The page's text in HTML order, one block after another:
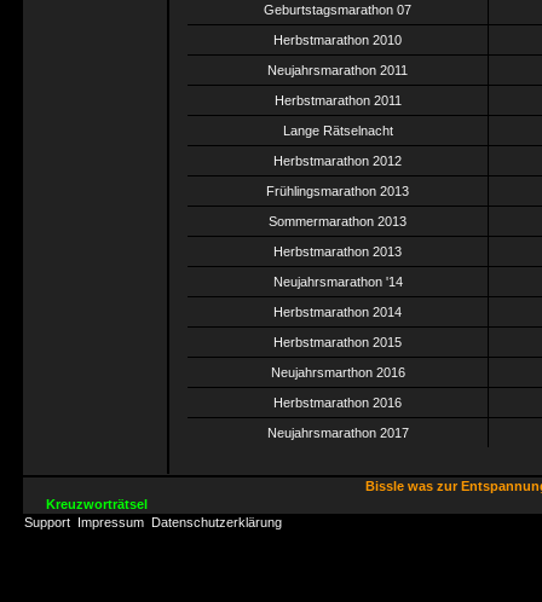
Geburtstagsmarathon 07
Herbstmarathon 2010
Neujahrsmarathon 2011
Herbstmarathon 2011
Lange Rätselnacht
Herbstmarathon 2012
Frühlingsmarathon 2013
Sommermarathon 2013
Herbstmarathon 2013
Neujahrsmarathon '14
Herbstmarathon 2014
Herbstmarathon 2015
Neujahrsmarthon 2016
Herbstmarathon 2016
Neujahrsmarathon 2017
Bissle was zur
Kreuzworträtsel
Support Impressum Datenschutzerklärung